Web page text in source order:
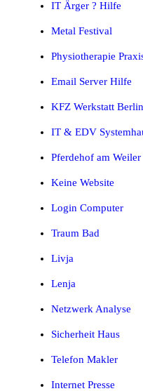
IT Ärger ? Hilfe
Metal Festival
Physiotherapie
Email Server Hilfe
KFZ Werkstatt
IT & EDV
Pferdehof am Weiler
Keine Website
Login Computer
Traum Bad
Livja
Lenja
Netzwerk Analyse
Sicherheit Haus
Telefon Makler
Internet Presse